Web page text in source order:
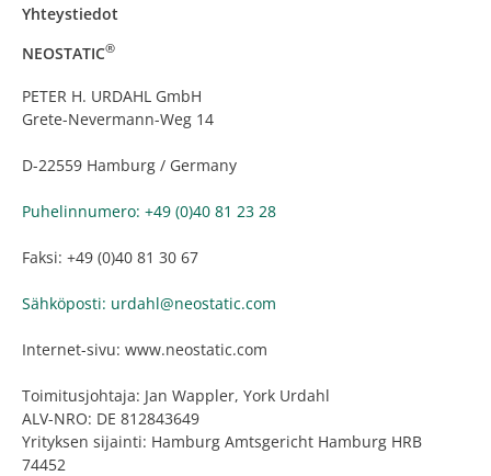
Yhteystiedot
NEOSTATIC®
PETER H. URDAHL GmbH
Grete-Nevermann-Weg 14
D-22559 Hamburg / Germany
Puhelinnumero: +49 (0)40 81 23 28
Faksi: +49 (0)40 81 30 67
Sähköposti: urdahl@neostatic.com
Internet-sivu: www.neostatic.com
Toimitusjohtaja: Jan Wappler, York Urdahl
ALV-NRO: DE 812843649
Yrityksen sijainti: Hamburg Amtsgericht Hamburg HRB
74452